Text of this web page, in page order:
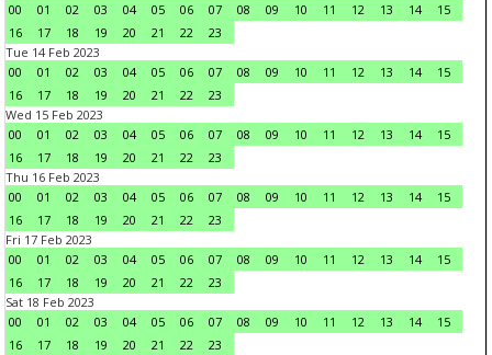
00
01 02 03 04 05 06 07 08 09 10 11 12 13 14
15
16
17 18 19 20 21 22
23
Tue 14 Feb 2023
00
01 02 03 04 05 06 07 08 09 10 11 12 13 14
15
16
17 18 19 20 21 22
23
Wed 15 Feb 2023
00
01 02 03 04 05 06 07 08 09 10 11 12 13 14
15
16
17 18 19 20 21 22
23
Thu 16 Feb 2023
00
01 02 03 04 05 06 07 08 09 10 11 12 13 14
15
16
17 18 19 20 21 22
23
Fri 17 Feb 2023
00
01 02 03 04 05 06 07 08 09 10 11 12 13 14
15
16
17 18 19 20 21 22
23
Sat 18 Feb 2023
00
01 02 03 04 05 06 07 08 09 10 11 12 13 14
15
16
17 18 19 20 21 22
23